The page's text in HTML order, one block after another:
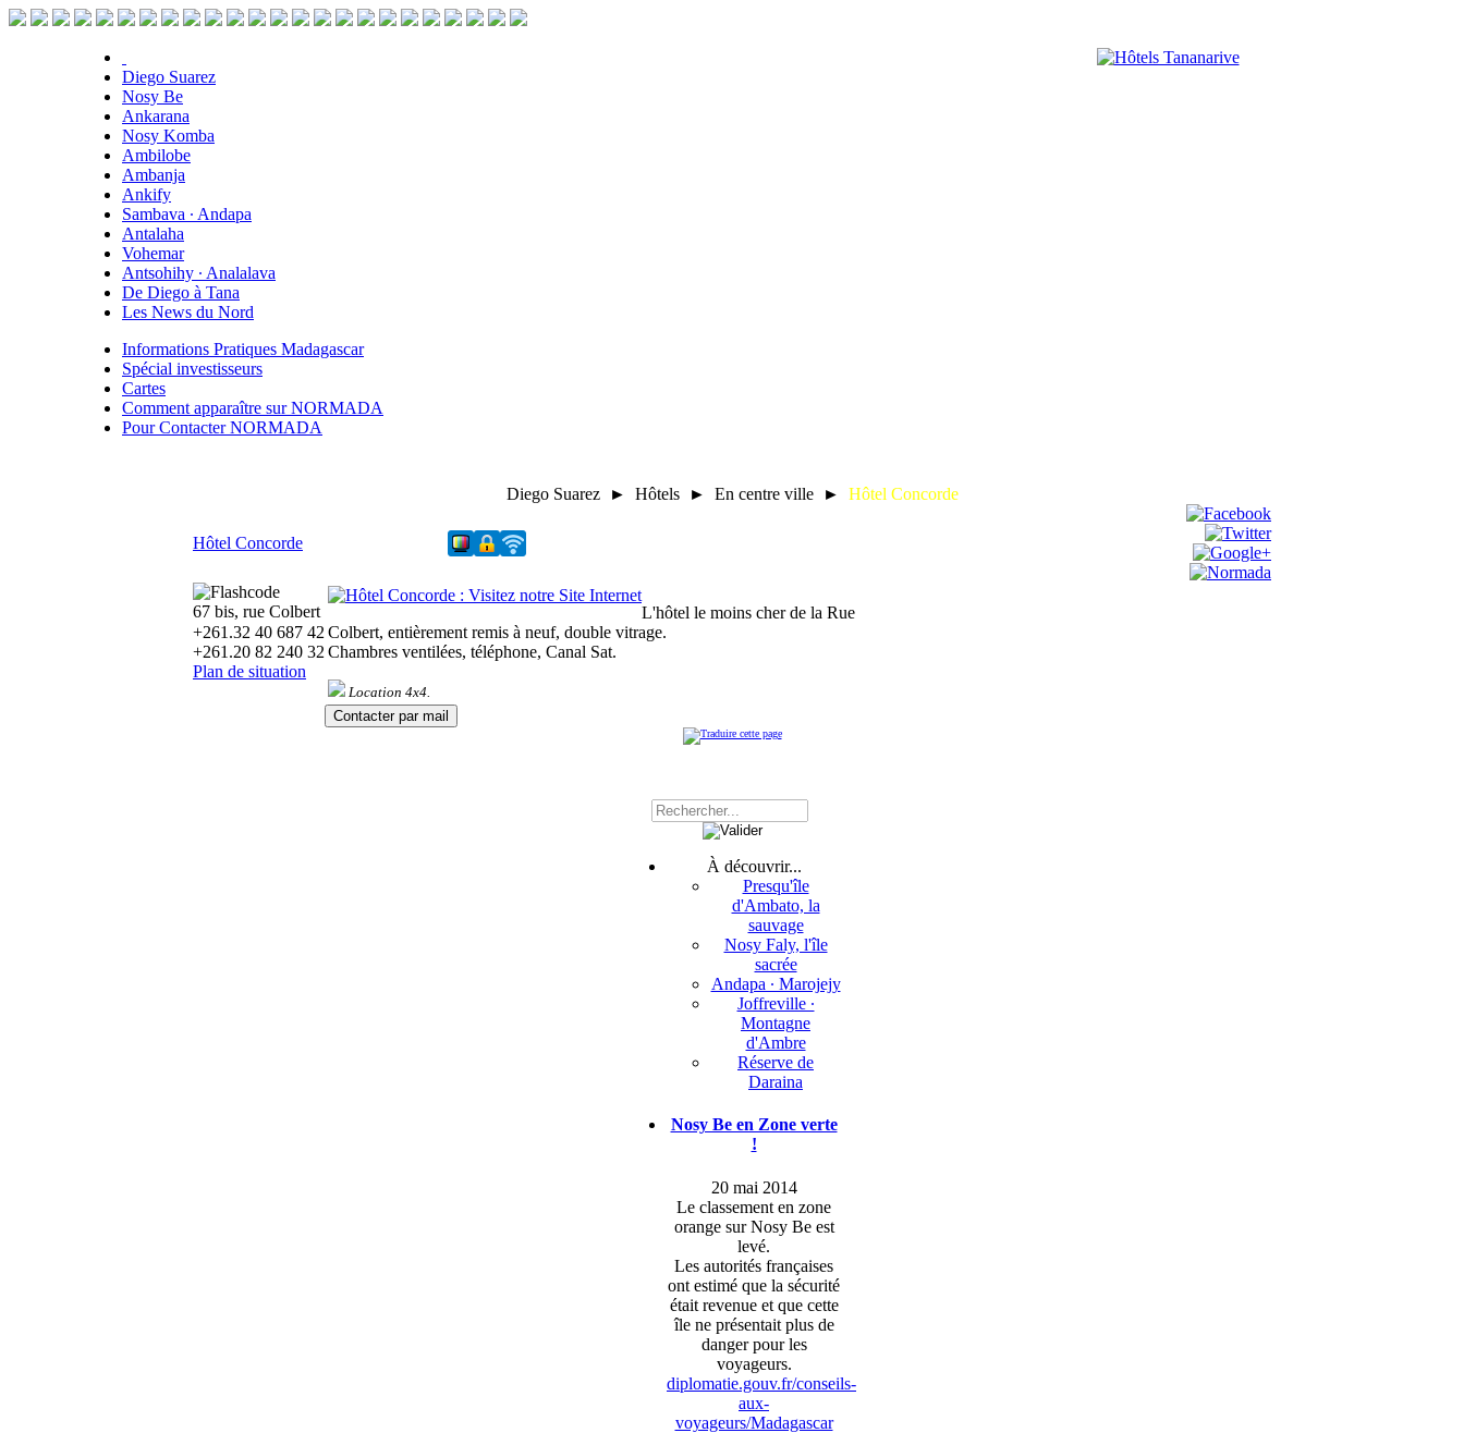
Diego Suarez
Nosy Be
Ankarana
Nosy Komba
Ambilobe
Ambanja
Ankify
Sambava ∙ Andapa
Antalaha
Vohemar
Antsohihy ∙ Analalava
De Diego à Tana
Les News du Nord
Informations Pratiques Madagascar
Spécial investisseurs
Cartes
Comment apparaître sur NORMADA
Pour Contacter NORMADA
Diego Suarez ► Hôtels ► En centre ville ► Hôtel Concorde
Hôtel Concorde
67 bis, rue Colbert
+261.32 40 687 42
+261.20 82 240 32
Plan de situation
L'hôtel le moins cher de la Rue
Colbert, entièrement remis à neuf, double vitrage.
Chambres ventilées, téléphone, Canal Sat.
Location 4x4.
À découvrir...
Presqu'île
d'Ambato, la
sauvage
Nosy Faly, l'île
sacrée
Andapa ∙ Marojejy
Joffreville ∙
Montagne
d'Ambre
Réserve de
Daraina
Nosy Be en Zone verte
!
20 mai 2014
Le classement en zone
orange sur Nosy Be est
levé.
Les autorités françaises
ont estimé que la sécurité
était revenue et que cette
île ne présentait plus de
danger pour les
voyageurs.
diplomatie.gouv.fr/conseils-
aux-
voyageurs/Madagascar